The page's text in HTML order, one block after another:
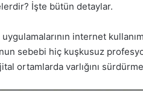
İşte bütün detaylar.
internet
sebebi hiç kuşkusuz
ortamlarda varlığını